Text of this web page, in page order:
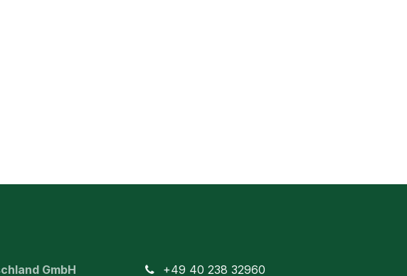
GmbH +49 40 238 32960